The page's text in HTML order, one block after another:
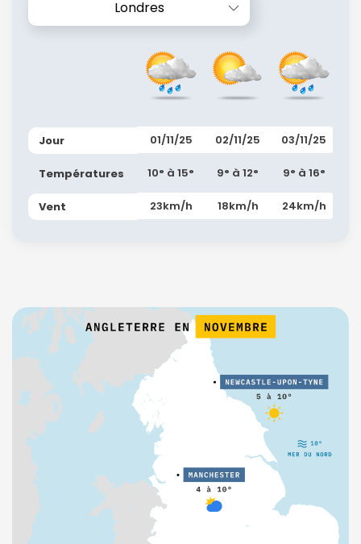
Londres
Jour
Températures
Vent
01/11/25
10° à 15°
23km/h
02/11/25
9° à 12°
18km/h
03/11/25
9° à 16°
24km/h